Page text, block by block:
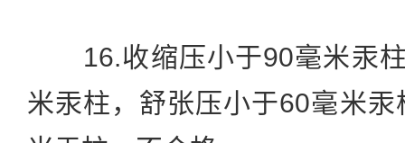
16.收缩压小于90毫米汞柱
米汞柱，舒张压小于60毫米